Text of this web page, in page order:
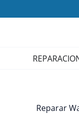
al
Reparar